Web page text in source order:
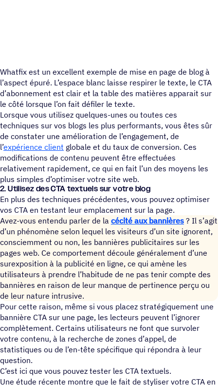
Whatfix est un excellent exemple de mise en page de blog à
l’aspect épuré. L’espace blanc laisse respirer le texte, le CTA
d’abonnement est clair et la table des matières apparait sur
le côté lorsque l’on fait défiler le texte.
Lorsque vous utilisez quelques-unes ou toutes ces
techniques sur vos blogs les plus performants, vous êtes sûr
de constater une amélioration de l’engagement, de
l’expérience client globale et du taux de conversion. Ces
modifications de contenu peuvent être effectuées
relativement rapidement, ce qui en fait l’un des moyens les
plus simples d’optimiser votre site web.
2. Utilisez des CTA textuels sur votre blog
En plus des techniques précédentes, vous pouvez optimiser
vos CTA en testant leur emplacement sur la page.
Avez-vous entendu parler de la cécité aux bannières ? Il s’agit
d’un phénomène selon lequel les visiteurs d’un site ignorent,
consciemment ou non, les bannières publicitaires sur les
pages web. Ce comportement découle généralement d’une
surexposition à la publicité en ligne, ce qui amène les
utilisateurs à prendre l’habitude de ne pas tenir compte des
bannières en raison de leur manque de pertinence perçu ou
de leur nature intrusive.
Pour cette raison, même si vous placez stratégiquement une
bannière CTA sur une page, les lecteurs peuvent l’ignorer
complètement. Certains utilisateurs ne font que survoler
votre contenu, à la recherche de zones d’appel, de
statistiques ou de l’en-tête spécifique qui répondra à leur
question.
C’est ici que vous pouvez tester les CTA textuels.
Une étude récente montre que le fait de styliser votre CTA en